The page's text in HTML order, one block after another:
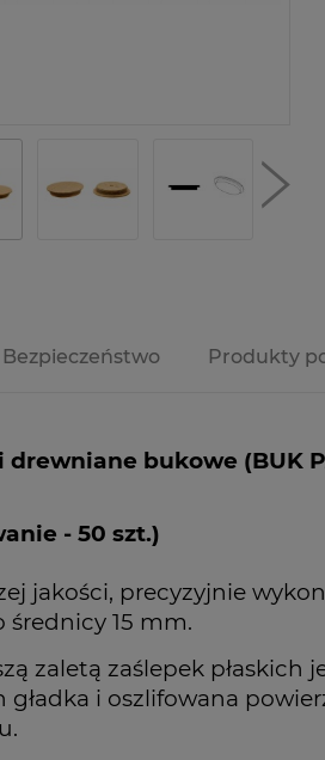
Bezpieczeństwo Produkty
bukowe (BUK
- 50 szt.)
jakości, precyzyjnie
średnicy 15 mm.
zaletą zaślepek płaskich
i oszlifowana